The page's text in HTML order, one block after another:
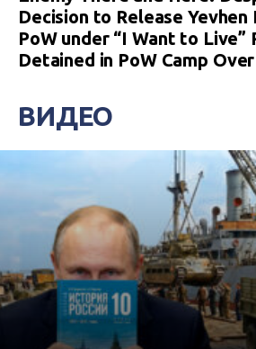
Decision to Release Yevhen
PoW under “I Want to Live”
Detained in PoW Camp
ВИДЕО